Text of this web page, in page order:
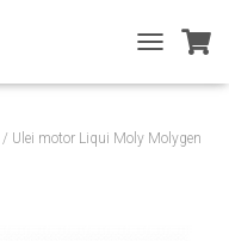
O
/ Ulei motor Liqui Moly Molygen